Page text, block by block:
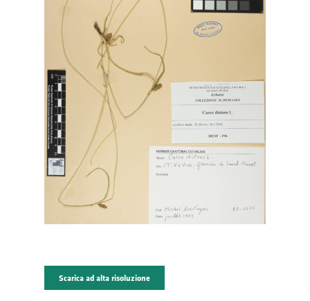
Scarica ad alta risoluzione